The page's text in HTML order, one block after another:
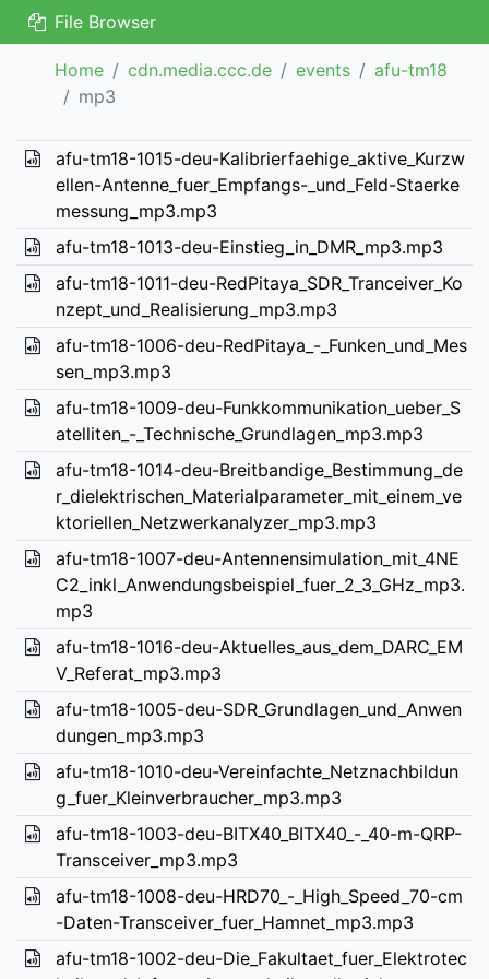
File Browser
Home cdn.media.ccc.de events
afu-tm18
mp3
afu-tm18-1015-deu-Kalibrierfaehige_aktive_Kurzw
ellen-Antenne_fuer_Empfangs-_und_Feld-Staerke
messung_mp3.mp3
afu-tm18-1013-deu-Einstieg_in_DMR_mp3.mp3
afu-tm18-1011-deu-RedPitaya_SDR_Tranceiver_Ko
nzept_und_Realisierung_mp3.mp3
afu-tm18-1006-deu-RedPitaya_-_Funken_und_Mes
sen_mp3.mp3
afu-tm18-1009-deu-Funkkommunikation_ueber_S
atelliten_-_Technische_Grundlagen_mp3.mp3
afu-tm18-1014-deu-Breitbandige_Bestimmung_de
r_dielektrischen_Materialparameter_mit_einem_ve
ktoriellen_Netzwerkanalyzer_mp3.mp3
afu-tm18-1007-deu-Antennensimulation_mit_4NE
C2_inkl_Anwendungsbeispiel_fuer_2_3_GHz_mp3.
mp3
afu-tm18-1016-deu-Aktuelles_aus_dem_DARC_EM
V_Referat_mp3.mp3
afu-tm18-1005-deu-SDR_Grundlagen_und_Anwen
dungen_mp3.mp3
afu-tm18-1010-deu-Vereinfachte_Netznachbildun
g_fuer_Kleinverbraucher_mp3.mp3
afu-tm18-1003-deu-BITX40_BITX40_-_40-m-QRP-
Transceiver_mp3.mp3
afu-tm18-1008-deu-HRD70_-_High_Speed_70-cm
-Daten-Transceiver_fuer_Hamnet_mp3.mp3
afu-tm18-1002-deu-Die_Fakultaet_fuer_Elektrotec